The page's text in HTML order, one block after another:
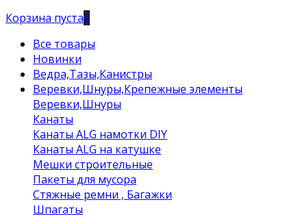
Корзина пуста0
Все товары
Новинки
Ведра,Тазы,Канистры
Веревки,Шнуры,Крепежные элементы
Веревки,Шнуры
Канаты
Канаты ALG намотки DIY
Канаты ALG на катушке
Мешки строительные
Пакеты для мусора
Стяжные ремни , Багажки
Шпагаты